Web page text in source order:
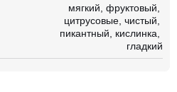
мягкий фруктовый
цитрусовые чистый
пикантный
кислинка
гладкий